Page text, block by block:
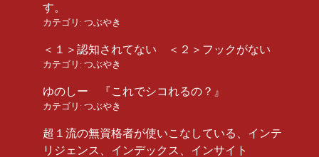
す。
カテゴリ: つぶやき
＜１＞認知されてない ＜２＞フックがない
カテゴリ: つぶやき
ゆのしー 『これでシコれるの？』
カテゴリ: つぶやき
超１流の無資格者が使いこなしている、インテ
リジェンス、インデックス、インサイト